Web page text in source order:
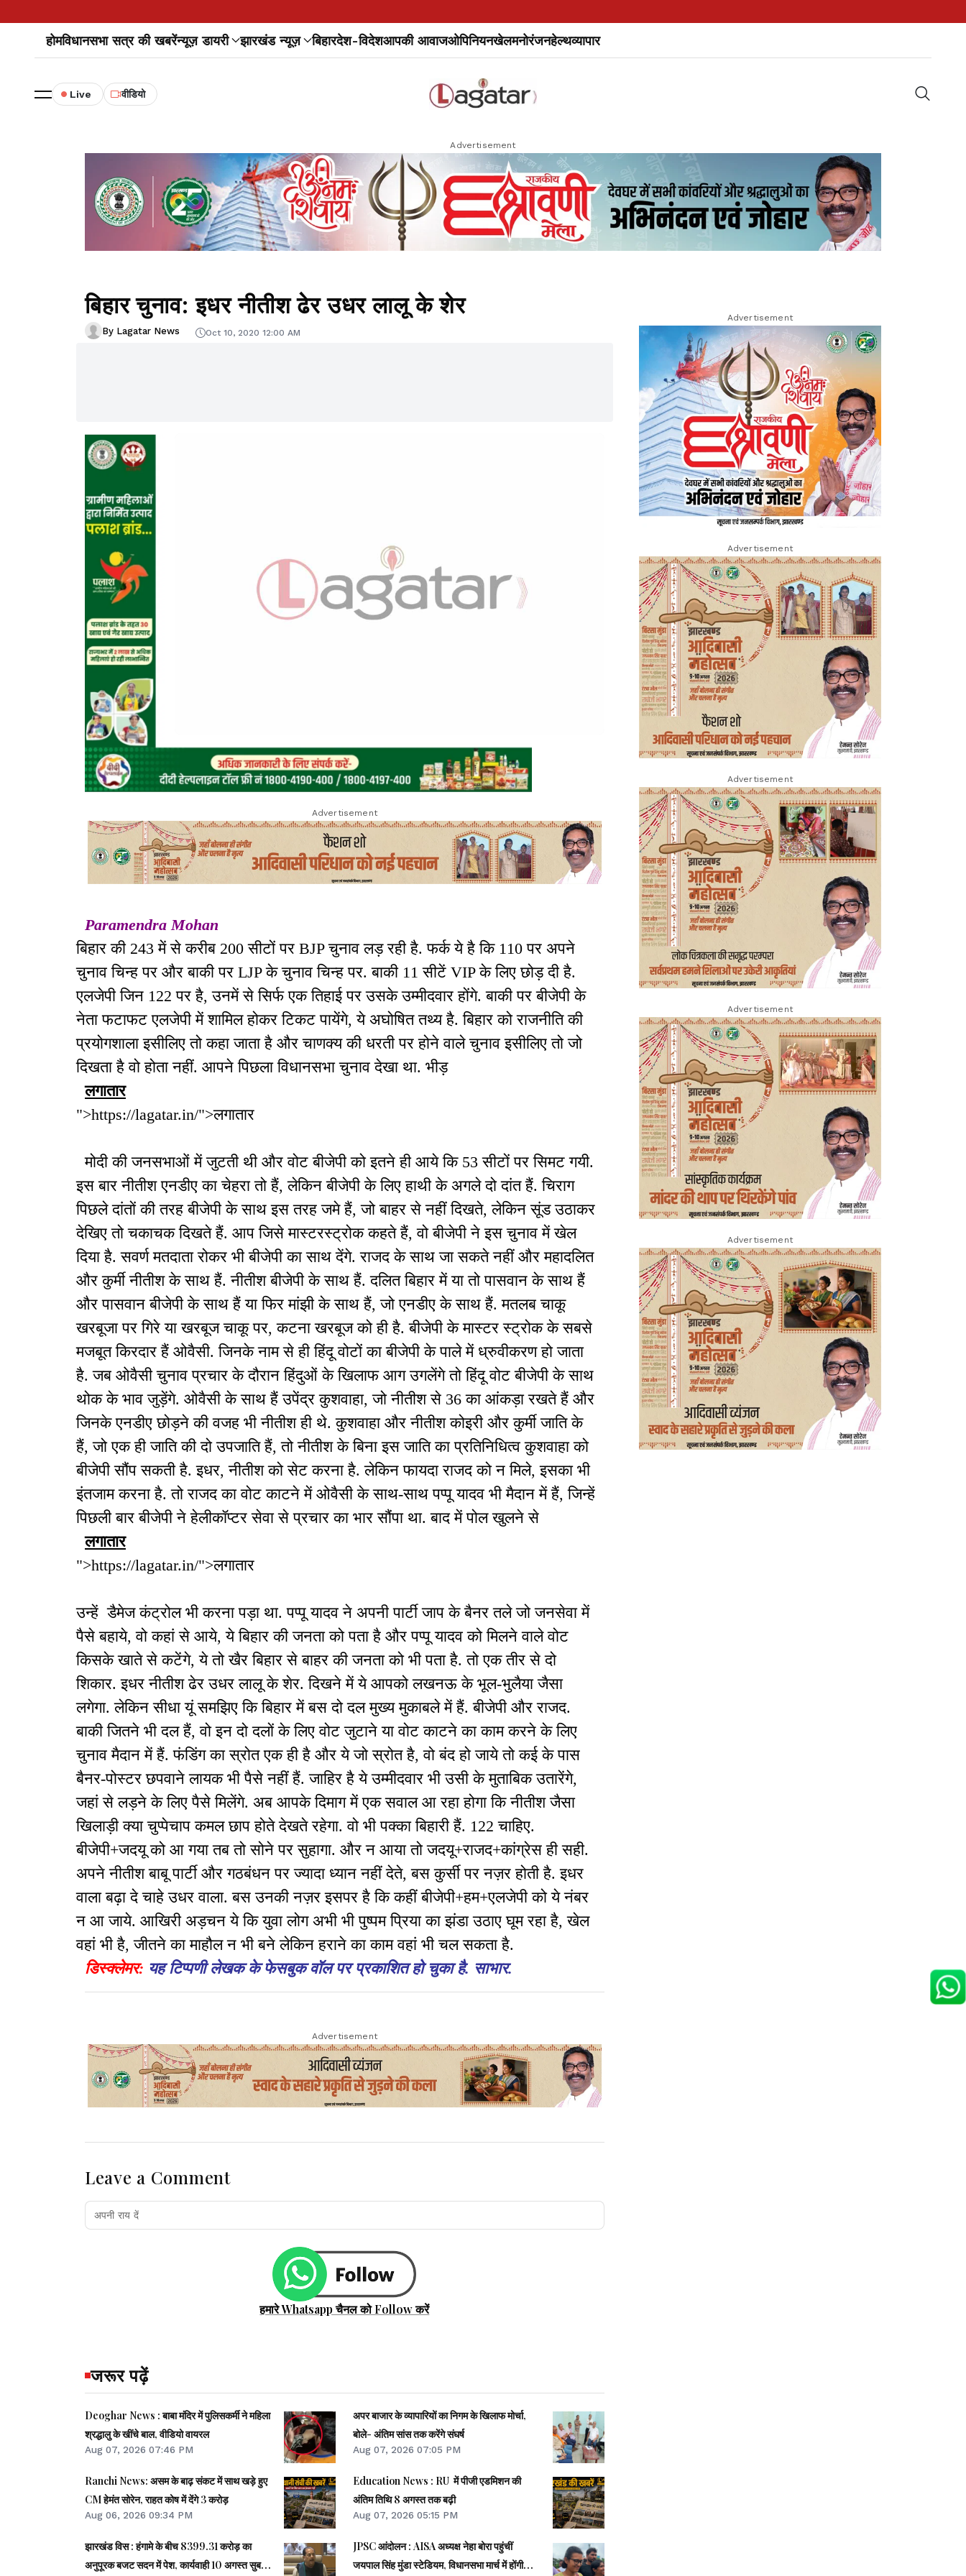
होमविधानसभा सत्र की खबरेंन्यूज़ डायरी झारखंड न्यूज़ बिहारदेश-विदेशआपकी आवाजओपिनियनखेलमनोरंजनहेल्थव्यापार
Live वीडियो
Advertisement
बिहार चुनाव: इधर नीतीश ढेर उधर लालू के शेर
By Lagatar News Oct 10, 2020 12:00 AM
Advertisement
Paramendra Mohan
बिहार की 243 में से करीब 200 सीटों पर BJP चुनाव लड़ रही है. फर्क ये है कि 110 पर अपने
चुनाव चिन्ह पर और बाकी पर LJP के चुनाव चिन्ह पर. बाकी 11 सीटें VIP के लिए छोड़ दी है.
एलजेपी जिन 122 पर है, उनमें से सिर्फ एक तिहाई पर उसके उम्मीदवार होंगे. बाकी पर बीजेपी के
नेता फटाफट एलजेपी में शामिल होकर टिकट पायेंगे, ये अघोषित तथ्य है. बिहार को राजनीति की
प्रयोगशाला इसीलिए तो कहा जाता है और चाणक्य की धरती पर होने वाले चुनाव इसीलिए तो जो
दिखता है वो होता नहीं. आपने पिछला विधानसभा चुनाव देखा था. भीड़
लगातार
">https://lagatar.in/">लगातार
मोदी की जनसभाओं में जुटती थी और वोट बीजेपी को इतने ही आये कि 53 सीटों पर सिमट गयी.
इस बार नीतीश एनडीए का चेहरा तो हैं, लेकिन बीजेपी के लिए हाथी के अगले दो दांत हैं. चिराग
पिछले दांतों की तरह बीजेपी के साथ इस तरह जमे हैं, जो बाहर से नहीं दिखते, लेकिन सूंड उठाकर
देखिए तो चकाचक दिखते हैं. आप जिसे मास्टरस्ट्रोक कहते हैं, वो बीजेपी ने इस चुनाव में खेल
दिया है. सवर्ण मतदाता रोकर भी बीजेपी का साथ देंगे. राजद के साथ जा सकते नहीं और महादलित
और कुर्मी नीतीश के साथ हैं. नीतीश बीजेपी के साथ हैं. दलित बिहार में या तो पासवान के साथ हैं
और पासवान बीजेपी के साथ हैं या फिर मांझी के साथ हैं, जो एनडीए के साथ हैं. मतलब चाकू
खरबूजा पर गिरे या खरबूज चाकू पर, कटना खरबूज को ही है. बीजेपी के मास्टर स्ट्रोक के सबसे
मजबूत किरदार हैं ओवैसी. जिनके नाम से ही हिंदू वोटों का बीजेपी के पाले में ध्रुवीकरण हो जाता
है. जब ओवैसी चुनाव प्रचार के दौरान हिंदुओं के खिलाफ आग उगलेंगे तो हिंदू वोट बीजेपी के साथ
थोक के भाव जुड़ेंगे. ओवैसी के साथ हैं उपेंद्र कुशवाहा, जो नीतीश से 36 का आंकड़ा रखते हैं और
जिनके एनडीए छोड़ने की वजह भी नीतीश ही थे. कुशवाहा और नीतीश कोइरी और कुर्मी जाति के
हैं, जो एक ही जाति की दो उपजाति हैं, तो नीतीश के बिना इस जाति का प्रतिनिधित्व कुशवाहा को
बीजेपी सौंप सकती है. इधर, नीतीश को सेट करना है. लेकिन फायदा राजद को न मिले, इसका भी
इंतजाम करना है. तो राजद का वोट काटने में ओवैसी के साथ-साथ पप्पू यादव भी मैदान में हैं, जिन्हें
पिछली बार बीजेपी ने हेलीकॉप्टर सेवा से प्रचार का भार सौंपा था. बाद में पोल खुलने से
लगातार
">https://lagatar.in/">लगातार
उन्हें डैमेज कंट्रोल भी करना पड़ा था. पप्पू यादव ने अपनी पार्टी जाप के बैनर तले जो जनसेवा में
पैसे बहाये, वो कहां से आये, ये बिहार की जनता को पता है और पप्पू यादव को मिलने वाले वोट
किसके खाते से कटेंगे, ये तो खैर बिहार से बाहर की जनता को भी पता है. तो एक तीर से दो
शिकार. इधर नीतीश ढेर उधर लालू के शेर. दिखने में ये आपको लखनऊ के भूल-भुलैया जैसा
लगेगा. लेकिन सीधा यूं समझिए कि बिहार में बस दो दल मुख्य मुकाबले में हैं. बीजेपी और राजद.
बाकी जितने भी दल हैं, वो इन दो दलों के लिए वोट जुटाने या वोट काटने का काम करने के लिए
चुनाव मैदान में हैं. फंडिंग का स्रोत एक ही है और ये जो स्रोत है, वो बंद हो जाये तो कई के पास
बैनर-पोस्टर छपवाने लायक भी पैसे नहीं हैं. जाहिर है ये उम्मीदवार भी उसी के मुताबिक उतारेंगे,
जहां से लड़ने के लिए पैसे मिलेंगे. अब आपके दिमाग में एक सवाल आ रहा होगा कि नीतीश जैसा
खिलाड़ी क्या चुप्पेचाप कमल छाप होते देखते रहेगा. वो भी पक्का बिहारी हैं. 122 चाहिए.
बीजेपी+जदयू को आ गया तब तो सोने पर सुहागा. और न आया तो जदयू+राजद+कांग्रेस ही सही.
अपने नीतीश बाबू पार्टी और गठबंधन पर ज्यादा ध्यान नहीं देते, बस कुर्सी पर नज़र होती है. इधर
वाला बढ़ा दे चाहे उधर वाला. बस उनकी नज़र इसपर है कि कहीं बीजेपी+हम+एलजेपी को ये नंबर
न आ जाये. आखिरी अड़चन ये कि युवा लोग अभी भी पुष्पम प्रिया का झंडा उठाए घूम रहा है, खेल
वहां भी है, जीतने का माहौल न भी बने लेकिन हराने का काम वहां भी चल सकता है.
डिस्क्लेमर: यह टिप्पणी लेखक के फेसबुक वॉल पर प्रकाशित हो चुका है. साभार.
Advertisement
Leave a Comment
हमारे Whatsapp चैनल को Follow करें
जरूर पढ़ें
Deoghar News : बाबा मंदिर में पुलिसकर्मी ने महिला
श्रद्धालु के खींचे बाल, वीडियो वायरल
Aug 07, 2026 07:46 PM
Ranchi News: असम के बाढ़ संकट में साथ खड़े हुए
CM हेमंत सोरेन, राहत कोष में देंगे 3 करोड़
Aug 06, 2026 09:34 PM
झारखंड विस : हंगामे के बीच 8399.31 करोड़ का
अनुपूरक बजट सदन में पेश, कार्यवाही 10 अगस्त सुबह
अपर बाजार के व्यापारियों का निगम के खिलाफ मोर्चा,
बोले- अंतिम सांस तक करेंगे संघर्ष
Aug 07, 2026 07:05 PM
Education News : RU में पीजी एडमिशन की
अंतिम तिथि 8 अगस्त तक बढ़ी
Aug 07, 2026 05:15 PM
JPSC आंदोलन : AISA अध्यक्ष नेहा बोरा पहुंचीं
जयपाल सिंह मुंडा स्टेडियम, विधानसभा मार्च में होंगी
Advertisement
Advertisement
Advertisement
Advertisement
Advertisement